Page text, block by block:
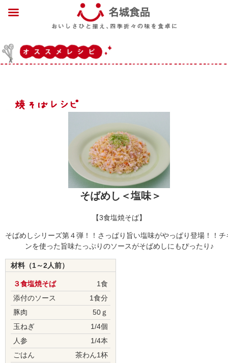
そばめし＜塩味＞
【3食塩焼そば】
そばめしシリーズ第４弾！！さっぱり旨い塩味がやっぱり登場！！チ
ンを使った旨味たっぷりのソースがそばめしにもぴったり♪
材料（1～2人前）
３食塩焼そば
1食
添付のソース
1食分
豚肉
50ｇ
玉ねぎ
1/4個
人参
1/4本
ごはん
茶わん1杯